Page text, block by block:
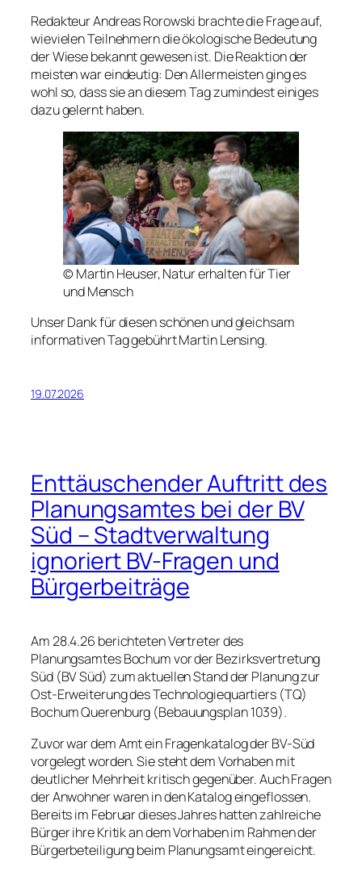
Redakteur Andreas Rorowski brachte die Frage auf,
wievielen Teilnehmern die ökologische Bedeutung
der Wiese bekannt gewesen ist. Die Reaktion der
meisten war eindeutig: Den Allermeisten ging es
wohl so, dass sie an diesem Tag zumindest einiges
dazu gelernt haben.
© Martin Heuser, Natur erhalten für Tier
und Mensch
Unser Dank für diesen schönen und gleichsam
informativen Tag gebührt Martin Lensing.
19.07.2026
Enttäuschender Auftritt des
Planungsamtes bei der BV
Süd – Stadtverwaltung
ignoriert BV-Fragen und
Bürgerbeiträge
Am 28.4.26 berichteten Vertreter des
Planungsamtes Bochum vor der Bezirksvertretung
Süd (BV Süd) zum aktuellen Stand der Planung zur
Ost-Erweiterung des Technologiequartiers (TQ)
Bochum Querenburg (Bebauungsplan 1039).
Zuvor war dem Amt ein Fragenkatalog der BV-Süd
vorgelegt worden. Sie steht dem Vorhaben mit
deutlicher Mehrheit kritisch gegenüber. Auch Fragen
der Anwohner waren in den Katalog eingeflossen.
Bereits im Februar dieses Jahres hatten zahlreiche
Bürger ihre Kritik an dem Vorhaben im Rahmen der
Bürgerbeteiligung beim Planungsamt eingereicht.